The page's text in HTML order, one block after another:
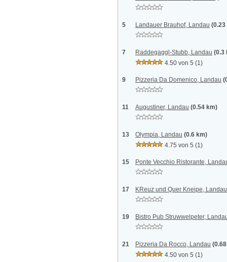
5 Landauer Brauhof, Landau
7 Raddegaggl-Stubb, Landau (0.3
4.50 von 5 (1)
9 Pizzeria Da Domenico, Landau
11 Augustiner, Landau (0.54 km)
13 Olympia, Landau (0.6 km)
4.75 von 5 (1)
15 Ponte Vecchio Ristorante,
17 KReuz und Quer Kneipe, Landau
19 Bistro Pub Struwwelpeter,
21 Pizzeria Da Rocco, Landau
4.50 von 5 (1)